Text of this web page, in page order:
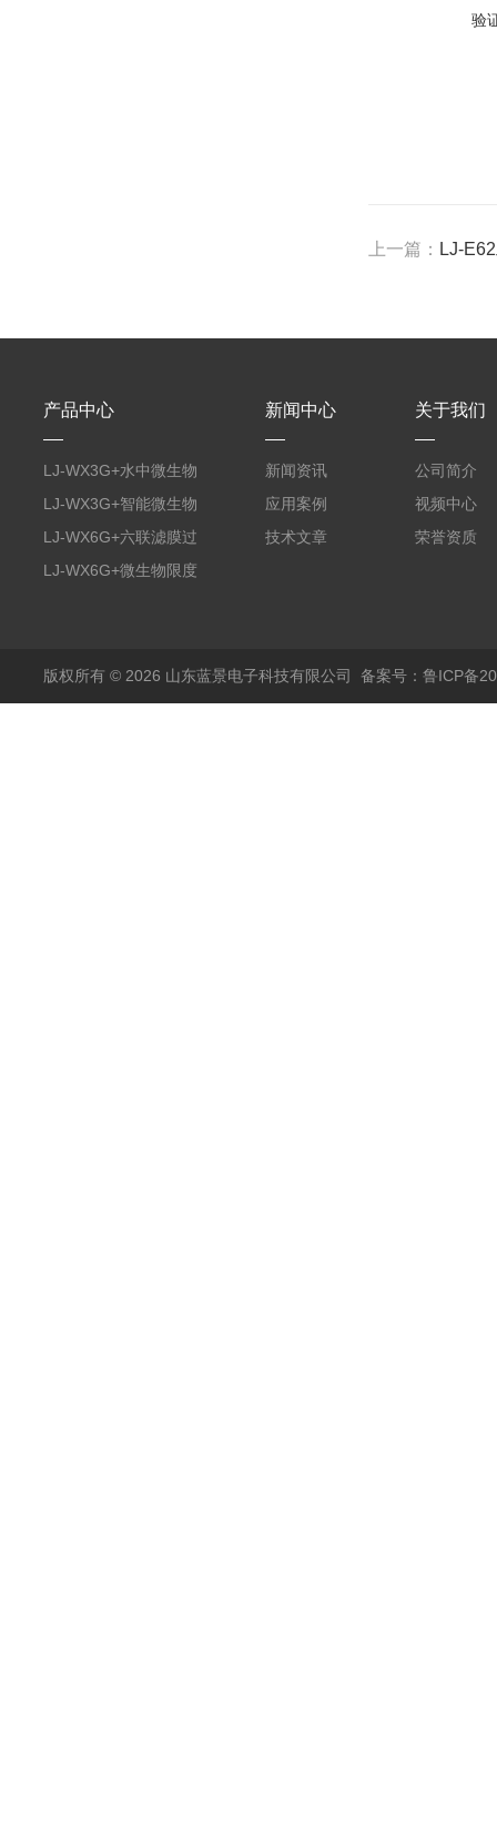
验
上一篇： LJ-
产品中心
LJ-WX3G+水中微生物
膜过滤装置
LJ-WX3G+智能微生物
限度仪
LJ-WX6G+六联滤膜过
滤器
LJ-WX6G+微生物限度
新闻中心
新闻资讯
应用案例
技术文章
关于我们
公司简介
视频中心
荣誉资质
版权所有 © 2026 山东蓝景电子科技有限公司 备案号：鲁ICP备